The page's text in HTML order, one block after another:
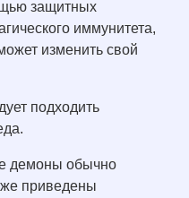
защитных
иммунитета,
изменить свой
подходить
демоны обычно
приведены